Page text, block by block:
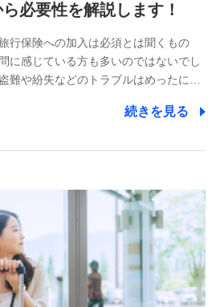
必要性を解説します！
行保険への加入は必須とは聞くもの
に感じている方も多いのではないでし
難や紛失などのトラブルはめったに…
続きを見る